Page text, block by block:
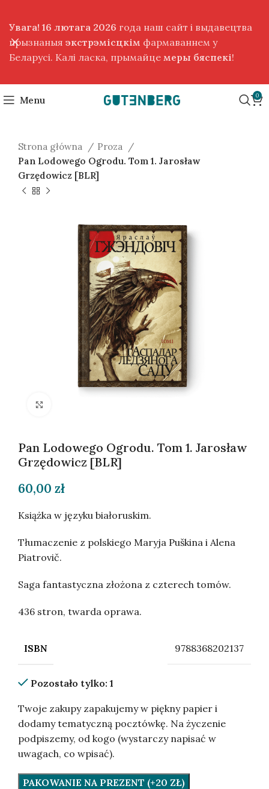
Menu 0
Strona główna
Proza
Pan Lodowego Ogrodu. Tom 1. Jarosław
Grzędowicz [BLR]
Pan Lodowego Ogrodu. Tom 1. Jarosław
Grzędowicz [BLR]
60,00 zł
Książka w języku białoruskim.
Tłumaczenie z polskiego Maryja Puškina i Alena
Piatrovič.
Saga fantastyczna złożona z czterech tomów.
436 stron, twarda oprawa.
ISBN 9788368202137
Pozostało tylko: 1
Twoje zakupy zapakujemy w piękny papier i
dodamy tematyczną pocztówkę. Na życzenie
podpiszemy, od kogo (wystarczy napisać w
uwagach, co wpisać).
PAKOWANIE NA PREZENT (+20 ZŁ)
Увага! 16 лютага 2026 года наш сайт і выдавецтва
прызнаныя экстрэмісцкім фармаваннем у
Беларусі. Калі ласка, прымайце меры бяспекі!